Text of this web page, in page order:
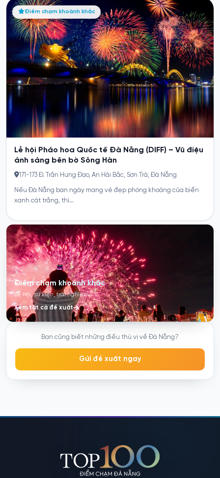
Điểm chạm khoảnh khắc
Check-in Bà Nà Hills
Đà Nẵng
Hoạt động “Check-in Bà Nà Hills” được đề xuất như một điểm
chạm khoảnh khắc mang...
Điểm chạm khoảnh khắc
Lễ hội, sự kiện, trải nghiệm
Xem tất cả đề xuất
Bạn cũng biết những điều thú vị về Đà Nẵng?
Gửi đề xuất ngay